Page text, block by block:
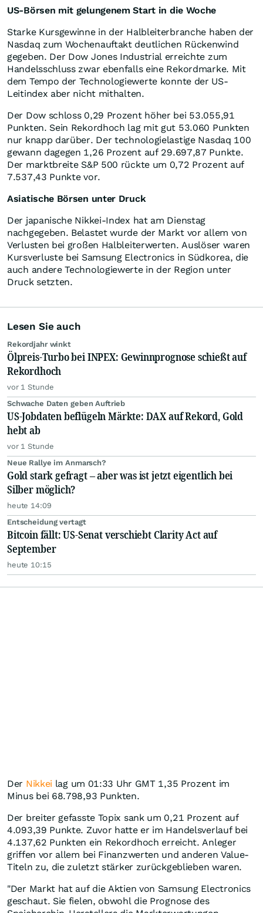
US-Börsen mit gelungenem Start in die Woche
Starke Kursgewinne in der Halbleiterbranche haben der
Nasdaq zum Wochenauftakt deutlichen Rückenwind
gegeben. Der Dow Jones Industrial erreichte zum
Handelsschluss zwar ebenfalls eine Rekordmarke. Mit
dem Tempo der Technologiewerte konnte der US-
Leitindex aber nicht mithalten.
Der Dow schloss 0,29 Prozent höher bei 53.055,91
Punkten. Sein Rekordhoch lag mit gut 53.060 Punkten
nur knapp darüber. Der technologielastige Nasdaq 100
gewann dagegen 1,26 Prozent auf 29.697,87 Punkte.
Der marktbreite S&P 500 rückte um 0,72 Prozent auf
7.537,43 Punkte vor.
Asiatische Börsen unter Druck
Der japanische Nikkei-Index hat am Dienstag
nachgegeben. Belastet wurde der Markt vor allem von
Verlusten bei großen Halbleiterwerten. Auslöser waren
Kursverluste bei Samsung Electronics in Südkorea, die
auch andere Technologiewerte in der Region unter
Druck setzten.
Lesen Sie auch
Rekordjahr winkt
Ölpreis-Turbo bei INPEX: Gewinnprognose schießt auf
Rekordhoch
vor 1 Stunde
Schwache Daten geben Auftrieb
US-Jobdaten beflügeln Märkte: DAX auf Rekord, Gold
hebt ab
vor 1 Stunde
Neue Rallye im Anmarsch?
Gold stark gefragt – aber was ist jetzt eigentlich bei
Silber möglich?
heute 14:09
Entscheidung vertagt
Bitcoin fällt: US-Senat verschiebt Clarity Act auf
September
heute 10:15
Der Nikkei lag um 01:33 Uhr GMT 1,35 Prozent im
Minus bei 68.798,93 Punkten.
Der breiter gefasste Topix sank um 0,21 Prozent auf
4.093,39 Punkte. Zuvor hatte er im Handelsverlauf bei
4.137,62 Punkten ein Rekordhoch erreicht. Anleger
griffen vor allem bei Finanzwerten und anderen Value-
Titeln zu, die zuletzt stärker zurückgeblieben waren.
"Der Markt hat auf die Aktien von Samsung Electronics
geschaut. Sie fielen, obwohl die Prognose des